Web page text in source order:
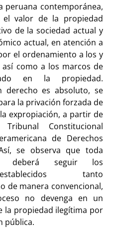
peruana contemporánea,
el valor de la propiedad
de la sociedad actual y
actual, en atención a
el ordenamiento a los y
como a los marcos de
en la propiedad.
derecho es absoluto, se
la privación forzada de
expropiación, a partir de
Constitucional
de Derechos
se observa que toda
deberá seguir los
tanto
de manera convencional,
no devenga en un
la propiedad ilegítima por
pública.